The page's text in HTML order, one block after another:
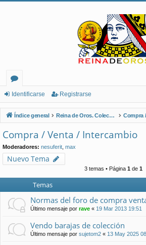
or
os
Identificarse Registrarse
Índice general Reina de Oros. Coleccionistas de Naipes.
Compra / Venta / Intercambio
Moderadores: nesuferit max
Nuevo Tema
3 temas • Página 1de 1
Temas
Normas del foro de compra
Último mensaje por rave « 19 Mar 2013 19:51
Vendo barajas de colección
Último mensaje por sujetom2 « 13 May 2025